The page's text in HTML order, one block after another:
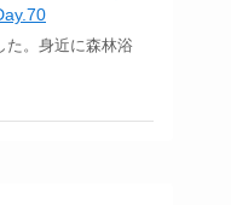
た。身近に森林浴